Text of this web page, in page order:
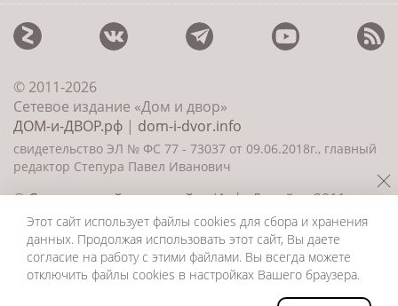
© 2011-2026
Сетевое издание «Дом и двор»
ДОМ-и-ДВОР.рф | dom-i-dvor.info
свидетельство ЭЛ № ФС 77 - 73037 от 09.06.2018г., главный
редактор Степура Павел Иванович
©Создание сайта и дизайн«ИнфоДизайн» 2011—
2026
Этот сайт использует файлы cookies для сбора и хранения
данных. Продолжая использовать этот сайт, Вы даете
согласие на работу с этими файлами. Вы всегда можете
отключить файлы cookies в настройках Вашего браузера.